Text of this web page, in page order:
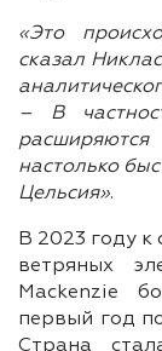
«Это
сказал
– В
настолько
Цельсия».
В 2023 году к
ветряных
Mackenzie
первый год
Страна